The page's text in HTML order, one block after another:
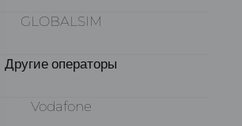
GLOBALSIM
Другие операторы
Vodafone